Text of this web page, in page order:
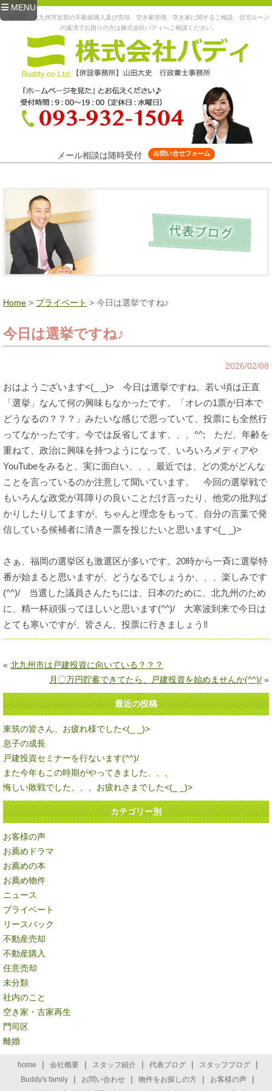
MENU
福岡県、北九州市近郊の不動産購入及び売却、空き家管理、空き家に関するご相談、住宅ローン
の返済でお困りの方は株式会社バディへご相談ください。
メール相談は随時受付
Home > プライベート > 今日は選挙ですね♪
今日は選挙ですね♪
2026/02/08
おはようございます<(_ _)> 今日は選挙ですね。若い頃は正直
「選挙」なんて何の興味もなかったです。「オレの1票が日本で
どうなるの？？？」みたいな感じで思っていて、投票にも全然行
ってなかったです。今では反省してます、、、^^; ただ、年齢を
重ねて、政治に興味を持つようになって、いろいろメディアや
YouTubeをみると、実に面白い、、、最近では、どの党がどんな
ことを言っているのか注意して聞いています。 今回の選挙戦で
もいろんな政党が耳障りの良いことだけ言ったり、他党の批判ば
かりしたりしてますが、ちゃんと理念をもって、自分の言葉で発
信している候補者に清き一票を投じたいと思います<(_ _)>
さぁ、福岡の選挙区も激選区が多いです。20時から一斉に選挙特
番が始まると思いますが、どうなるでしょうか、、、楽しみです
(^^)/ 当選した議員さんたちには、日本のために、北九州のため
に、精一杯頑張ってほしいと思います(^^)/ 大寒波到来で今日は
とても寒いですが、皆さん、投票に行きましょう‼
« 北九州市は戸建投資に向いている？？？
月〇万円貯蓄できてたら、戸建投資を始めませんか(^^)/ »
最近の投稿
東筑の皆さん、お疲れ様でした<(_ _)>
息子の成長
戸建投資セミナーを行ないます(^^)/
また今年もこの時期がやってきました、、、
悔しい敗戦でした、、、お疲れさまでした<(_ _)>
カテゴリー別
お客様の声
お薦めドラマ
お薦めの本
お薦め物件
ニュース
プライベート
リースバック
不動産売却
不動産購入
任意売却
未分類
社内のこと
空き家・古家再生
門司区
離婚
home | 会社概要 | スタッフ紹介 | 代表ブログ | スタッフブログ |
Buddy's family | お問い合わせ | 物件をお探しの方 | お客様の声 |